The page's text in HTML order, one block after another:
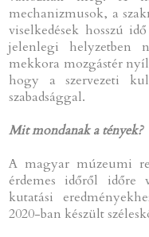
mechanizmusok, a
viselkedések hosszú
jelenlegi helyzetben
mekkora mozgástér
hogy a szervezeti
szabadsággal.
Mit mondanak a tények?
A magyar múzeumi
érdemes időről időre
kutatási
2020-ban készült